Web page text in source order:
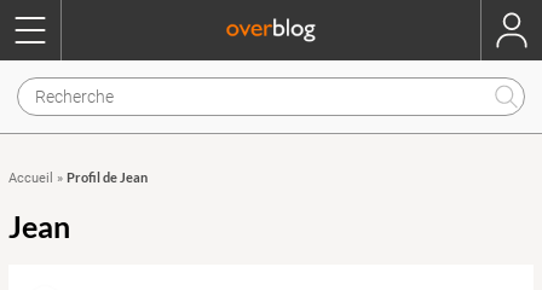
Accueil » Profil de Jean
Jean